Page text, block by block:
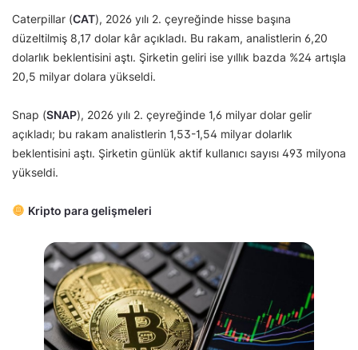
Caterpillar (CAT), 2026 yılı 2. çeyreğinde hisse başına
düzeltilmiş 8,17 dolar kâr açıkladı. Bu rakam, analistlerin 6,20
dolarlık beklentisini aştı. Şirketin geliri ise yıllık bazda %24 artışla
20,5 milyar dolara yükseldi.
Snap (SNAP), 2026 yılı 2. çeyreğinde 1,6 milyar dolar gelir
açıkladı; bu rakam analistlerin 1,53-1,54 milyar dolarlık
beklentisini aştı. Şirketin günlük aktif kullanıcı sayısı 493 milyona
yükseldi.
Kripto para gelişmeleri